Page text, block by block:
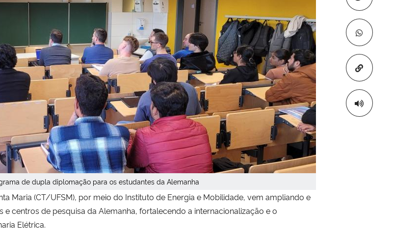
Copiar para
de dupla diplomação para os estudantes da Alemanha
Maria (CT/UFSM), por meio do Instituto de Energia e Mobilidade, vem ampliando e
centros de pesquisa da Alemanha, fortalecendo a internacionalização e o
Elétrica.